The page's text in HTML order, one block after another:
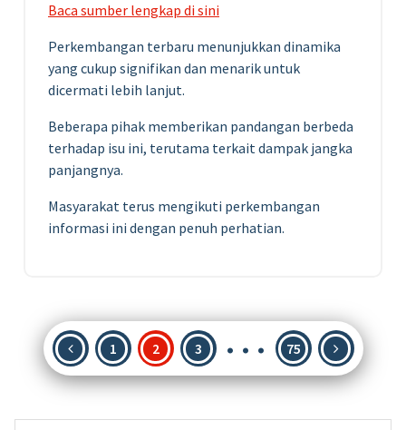
Baca sumber lengkap di sini
Perkembangan terbaru menunjukkan dinamika
yang cukup signifikan dan menarik untuk
dicermati lebih lanjut.
Beberapa pihak memberikan pandangan berbeda
terhadap isu ini, terutama terkait dampak jangka
panjangnya.
Masyarakat terus mengikuti perkembangan
informasi ini dengan penuh perhatian.
Paginasi
pos
1 2 3 … 75